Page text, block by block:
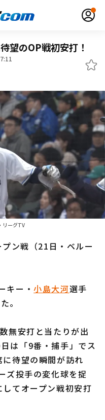
ズ
ズ
ス
望のOP戦初安打！
リーグTV
ン戦（21日・ベルー
キー・小島大河選手
。
無安打と当たりが出
は「9番・捕手」でス
待望の瞬間が訪れ
ズ投手の変化球を捉
てオープン戦初安打